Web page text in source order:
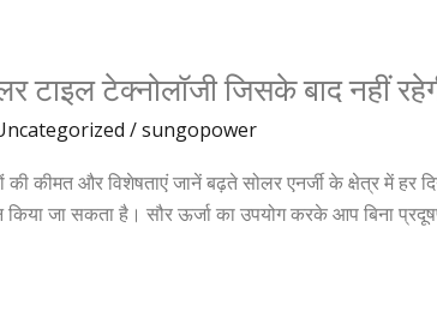
टाइल टेक्नोलॉजी जिसके बाद नहीं
/sungopower
कीमत और विशेषताएं जानें बढ़ते सोलर एनर्जी के क्षेत्र में हर
जा सकता है। सौर ऊर्जा का उपयोग करके आप बिना